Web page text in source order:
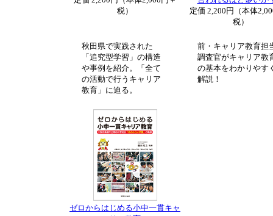
税）
定価 2,200円（本体
税）
秋田県で実践された
「追究型学習」の構造
や事例を紹介。「全て
の活動で行うキャリア
教育」に迫る。
前・キャリア教育担
調査官がキャリア教
の基本をわかりやす
解説！
ゼロからはじめる小中一貫キャ